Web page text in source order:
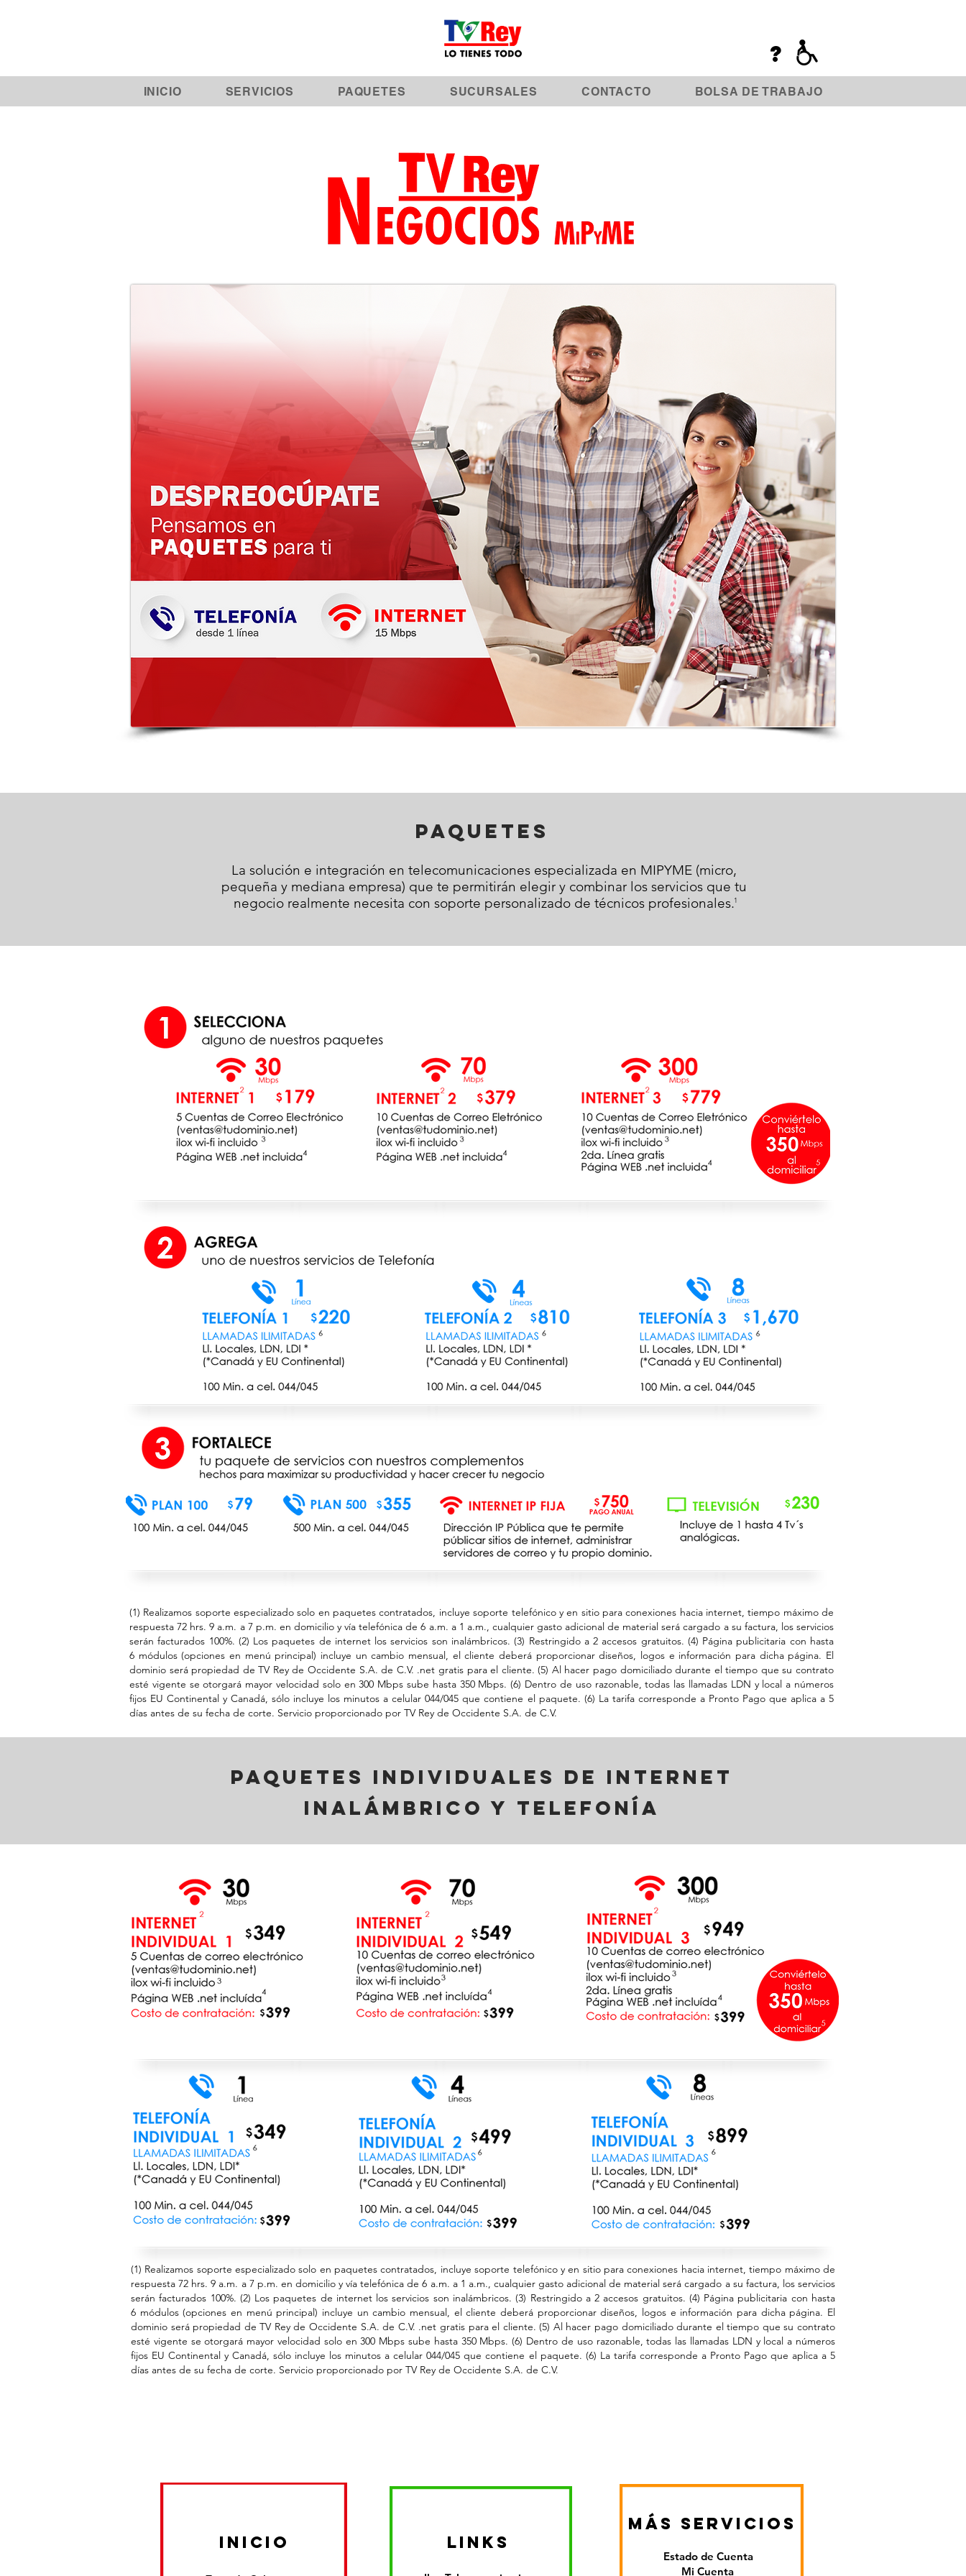
?
INICIO SERVICIOS PAQUETES SUCURSALES CONTACTO BOLSA DE TRABAJO
paquetes
La solución e integración en telecomunicaciones especializada en MIPYME (micro,
pequeña y mediana empresa) que te permitirán elegir y combinar los servicios que tu
negocio realmente necesita con soporte personalizado de técnicos profesionales.1
(1) Realizamos soporte especializado solo en paquetes contratados, incluye soporte telefónico y en sitio para conexiones hacia internet, tiempo máximo de
respuesta 72 hrs. 9 a.m. a 7 p.m. en domicilio y vía telefónica de 6 a.m. a 1 a.m., cualquier gasto adicional de material será cargado a su factura, los servicios
serán facturados 100%. (2) Los paquetes de internet los servicios son inalámbricos. (3) Restringido a 2 accesos gratuitos. (4) Página publicitaria con hasta
6 módulos (opciones en menú principal) incluye un cambio mensual, el cliente deberá proporcionar diseños, logos e información para dicha página. El
dominio será propiedad de TV Rey de Occidente S.A. de C.V. .net gratis para el cliente. (5) Al hacer pago domiciliado durante el tiempo que su contrato
esté vigente se otorgará mayor velocidad solo en 300 Mbps sube hasta 350 Mbps. (6) Dentro de uso razonable, todas las llamadas LDN y local a números
fijos EU Continental y Canadá, sólo incluye los minutos a celular 044/045 que contiene el paquete. (6) La tarifa corresponde a Pronto Pago que aplica a 5
días antes de su fecha de corte. Servicio proporcionado por TV Rey de Occidente S.A. de C.V.
paquetes individuales de internet
inalámbrico y telefonía
(1) Realizamos soporte especializado solo en paquetes contratados, incluye soporte telefónico y en sitio para conexiones hacia internet, tiempo máximo de
respuesta 72 hrs. 9 a.m. a 7 p.m. en domicilio y vía telefónica de 6 a.m. a 1 a.m., cualquier gasto adicional de material será cargado a su factura, los servicios
serán facturados 100%. (2) Los paquetes de internet los servicios son inalámbricos. (3) Restringido a 2 accesos gratuitos. (4) Página publicitaria con hasta
6 módulos (opciones en menú principal) incluye un cambio mensual, el cliente deberá proporcionar diseños, logos e información para dicha página. El
dominio será propiedad de TV Rey de Occidente S.A. de C.V. .net gratis para el cliente. (5) Al hacer pago domiciliado durante el tiempo que su contrato
esté vigente se otorgará mayor velocidad solo en 300 Mbps sube hasta 350 Mbps. (6) Dentro de uso razonable, todas las llamadas LDN y local a números
fijos EU Continental y Canadá, sólo incluye los minutos a celular 044/045 que contiene el paquete. (6) La tarifa corresponde a Pronto Pago que aplica a 5
días antes de su fecha de corte. Servicio proporcionado por TV Rey de Occidente S.A. de C.V.
inicio links
más servicios
Estado de Cuenta
Mi Cuenta